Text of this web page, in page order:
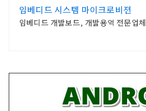
임베디드 시스템 마이크로비젼
임베디드 개발보드, 개발용역 전문업체